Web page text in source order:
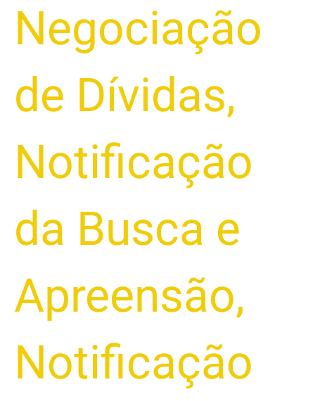
Negociação
de Dívidas,
Notificação
da Busca e
Apreensão,
Notificação